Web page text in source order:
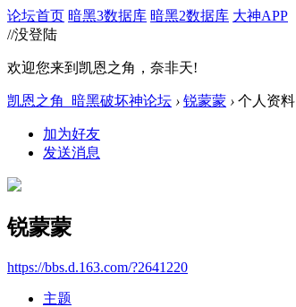
论坛首页 暗黑3数据库 暗黑2数据库 大神APP
//没登陆
欢迎您来到凯恩之角，奈非天!
凯恩之角_暗黑破坏神论坛 › 锐蒙蒙 › 个人资料
加为好友
发送消息
锐蒙蒙
https://bbs.d.163.com/?2641220
主题